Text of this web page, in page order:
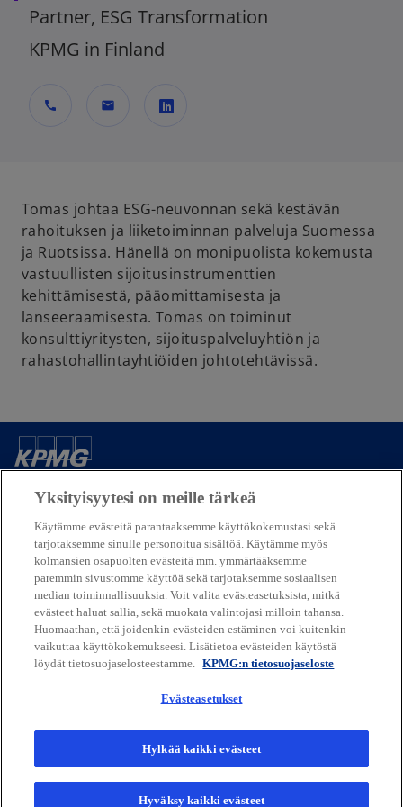
Partner, ESG Transformation
KPMG in Finland
call mail
n
s
i
n
a
n
e
w
b
Tomas johtaa ESG-neuvonnan sekä kestävän
rahoituksen ja liiketoiminnan palveluja Suomessa
ja Ruotsissa. Hänellä on monipuolista kokemusta
vastuullisten sijoitusinstrumenttien
kehittämisestä, pääomittamisesta ja
lanseeraamisesta. Tomas on toiminut
konsulttiyritysten, sijoituspalveluyhtiön ja
rahastohallintayhtiöiden johtotehtävissä.
Yhteystietomme
Media
Yritys
o
p
n
i
n
a
Käyttöehdot Saavutettavuus
firm of the KPMG global organization of independent member firms
affiliated with KPMG International Limited, a private English
For more detail about the structure of the KPMG global organization
Yksityisyytesi on meille tärkeä
Käytämme evästeitä parantaaksemme käyttökokemustasi sekä
tarjotaksemme sinulle personoitua sisältöä. Käytämme myös
kolmansien osapuolten evästeitä mm. ymmärtääksemme
paremmin sivustomme käyttöä sekä tarjotaksemme sosiaalisen
median toiminnallisuuksia. Voit valita evästeasetuksista, mitkä
evästeet haluat sallia, sekä muokata valintojasi milloin tahansa.
Huomaathan, että joidenkin evästeiden estäminen voi kuitenkin
vaikuttaa käyttökokemukseesi. Lisätietoa evästeiden käytöstä
löydät tietosuojaselosteestamme. KPMG:n tietosuojaseloste
Evästeasetukset
Hylkää kaikki evästeet
Hyväksy kaikki evästeet